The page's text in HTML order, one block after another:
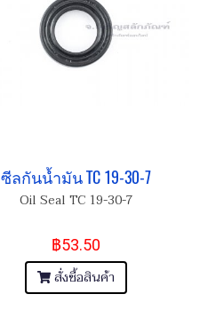
ซีลกันน้ำมัน TC 19-30-7
Oil Seal TC 19-30-7
฿53.50
สั่งซื้อสินค้า